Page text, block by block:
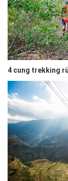
4 cung trekking